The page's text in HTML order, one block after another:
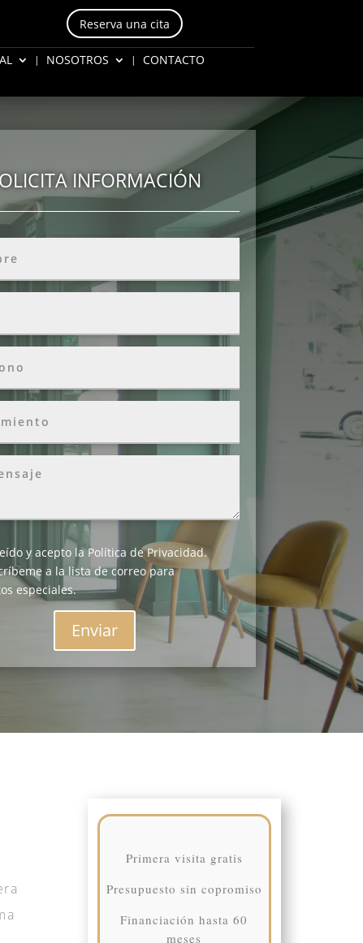
Reserva una cita
NOSOTROS CONTACTO
INFORMACIÓN
y acepto laPolítica de Privacidad.
a la lista de correo para
especiales.
Enviar
Primera visita gratis
Presupuesto sin copromiso
Financiación hasta 60
meses